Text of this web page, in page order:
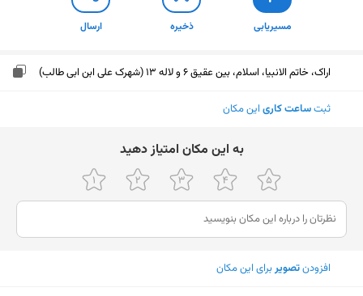
مسیریابی ذخیره ارسال
اراک، خاتم الانبیا، اسلام، بین عقیق 6 و لاله 13 (شهرک علی ابن ابی طالب)
ثبتساعت کاری این مکان
ﺑﻪ اﯾﻦ ﻣﮑﺎن اﻣﺘﯿﺎز دﻫﯿﺪ
افزودنتصویربرای این مکان